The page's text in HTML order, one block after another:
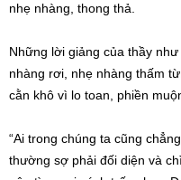
nhẹ nhàng, thong thả.
Những lời giảng của thầy
nhàng rơi, nhẹ nhàng thấm
cằn khô vì lo toan, phiền
“Ai trong chúng ta cũng
thường sợ phải đối diện và